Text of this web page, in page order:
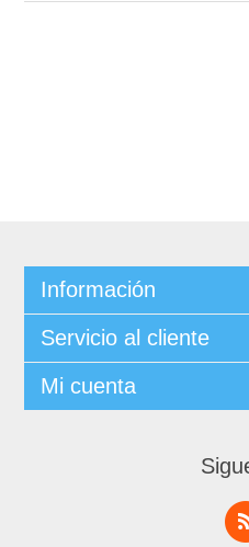
Información
Servicio al cliente
Mi cuenta